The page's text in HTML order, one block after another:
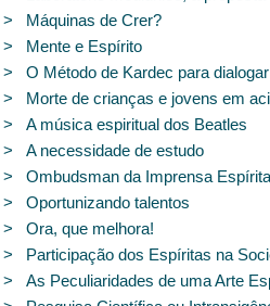
> Máquinas de Crer?
> Mente e Espírito
> O Método de Kardec para
> Morte de crianças e jovens em
> A música espiritual dos Beatles
> A necessidade de estudo
> Ombudsman da Imprensa Espírita
> Oportunizando talentos
> Ora, que melhora!
> Participação dos Espíritas na
> As Peculiaridades de uma Arte